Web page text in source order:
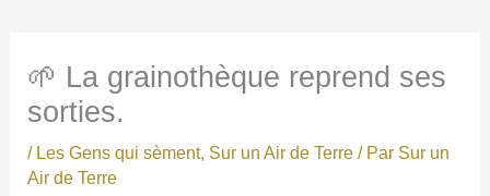
🌱 La grainothèque reprend ses
sorties.
/ Les Gens qui sèment, Sur un Air de Terre / Par Sur un
Air de Terre